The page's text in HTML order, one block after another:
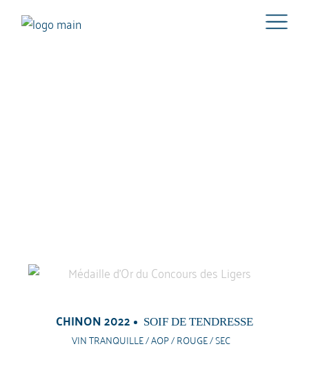
CHINON 2022 SOIF DE TENDRESSE
VIN TRANQUILLE / AOP / ROUGE / SEC